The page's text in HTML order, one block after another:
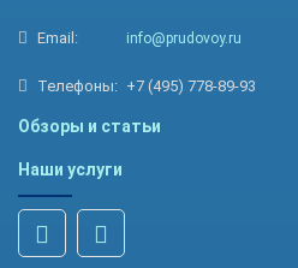
Email: info@prudovoy.ru
Телефоны: +7 (495) 778-89-93
Обзоры и статьи
Наши услуги